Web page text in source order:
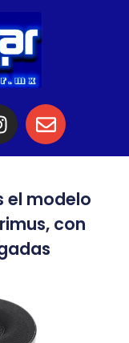
el modelo
con